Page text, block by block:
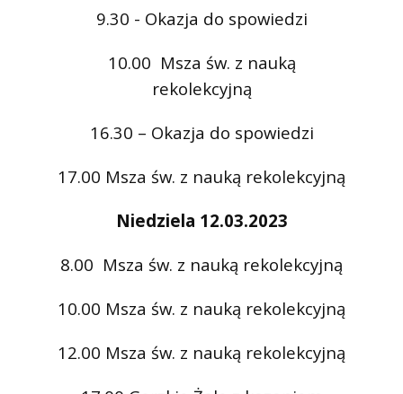
9.30 - Okazja do spowiedzi
10.00 Msza św. z nauką
rekolekcyjną
16.30 – Okazja do spowiedzi
17.00 Msza św. z nauką rekolekcyjną
Niedziela 12.03.2023
8.00 Msza św. z nauką rekolekcyjną
10.00 Msza św. z nauką rekolekcyjną
12.00 Msza św. z nauką rekolekcyjną